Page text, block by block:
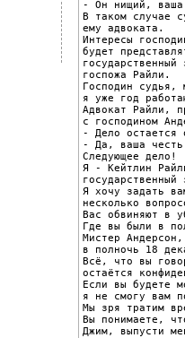
- Он нищий,
В таком случае
ему адвоката.
Интересы
будет
государственный
госпожа Райли.
Господин судья,
я уже год
Адвокат Райли,
с господином
- Дело остается
- Да, ваша
Следующее дело!
Я - Кейтлин
государственный
Я хочу задать
несколько
Вас обвиняют в
Где вы были в
Мистер
в полночь 18
Всё, что вы
остаётся
Если вы будете
я не смогу вам
Мы зря тратим
Вы понимаете,
Джим, выпусти